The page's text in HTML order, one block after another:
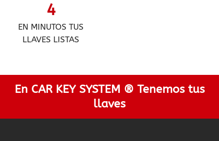
4
EN MINUTOS TUS
LLAVES LISTAS
En CAR KEY SYSTEM ® Tenemos tus
llaves